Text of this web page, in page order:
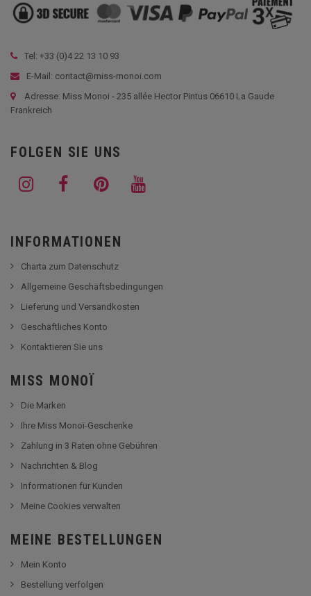
Tel: +33 (0)4 22 13 10 93
E-Mail: contact@miss-monoi.com
Adresse: Miss Monoi - 235 allée Hector Pintus 06610 La Gaude
Frankreich
FOLGEN SIE UNS
INFORMATIONEN
Charta zum Datenschutz
Allgemeine Geschäftsbedingungen
Lieferung und Versandkosten
Geschäftliches Konto
Kontaktieren Sie uns
MISS MONOÏ
Die Marken
Ihre Miss Monoï-Geschenke
Zahlung in 3 Raten ohne Gebühren
Nachrichten & Blog
Informationen für Kunden
Meine Cookies verwalten
MEINE BESTELLUNGEN
Mein Konto
Bestellung verfolgen